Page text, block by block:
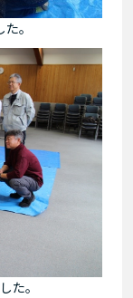
た。
た。